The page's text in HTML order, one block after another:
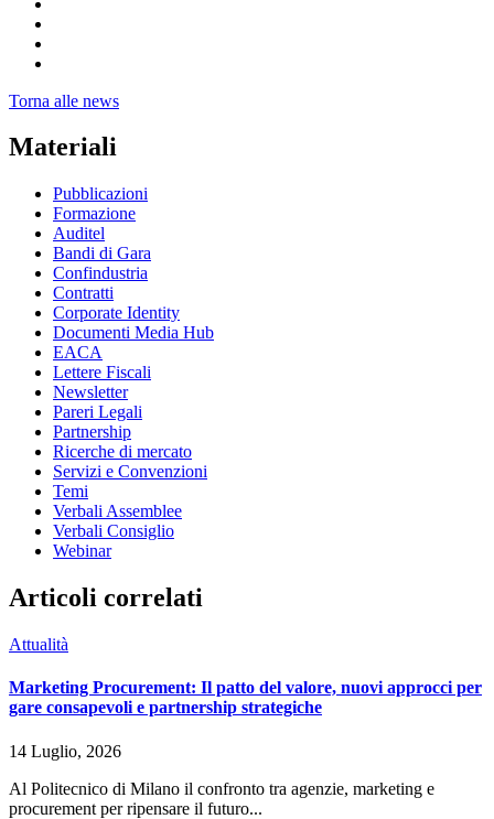
Torna alle news
Materiali
Pubblicazioni
Formazione
Auditel
Bandi di Gara
Confindustria
Contratti
Corporate Identity
Documenti Media Hub
EACA
Lettere Fiscali
Newsletter
Pareri Legali
Partnership
Ricerche di mercato
Servizi e Convenzioni
Temi
Verbali Assemblee
Verbali Consiglio
Webinar
Articoli correlati
Attualità
Marketing Procurement: Il patto del valore, nuovi approcci per
gare consapevoli e partnership strategiche
14 Luglio, 2026
Al Politecnico di Milano il confronto tra agenzie, marketing e
procurement per ripensare il futuro...